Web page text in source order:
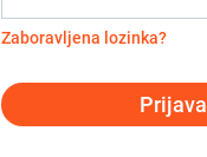
Zaboravljena lozinka?
Prijava